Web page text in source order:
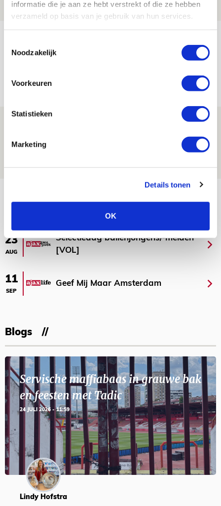
informatie die je aan ze hebt verstrekt of die ze hebben
verzameld op basis van je gebruik van hun services.
Noodzakelijk
Voorkeuren
Statistieken
Marketing
Details tonen
OK
NIEUWS
spreekt over Godts, Baas en
07 AUGUSTUS 2026 - 14:13
Volop enthousiasme in fotoverslag van
23
AUG
Selectiedag ballenjongens/-meiden
[VOL]
11
SEP
Geef Mij Maar Amsterdam
Blogs
Servische maffiabaas in grauwe bak
en feesten met Tadic
24 JULI 2026 - 11:59
Lindy Hofstra